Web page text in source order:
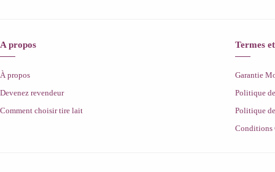
A propos
À propos
Devenez revendeur
Comment choisir tire lait
Termes
Garantie
Politique
Politique
Conditions